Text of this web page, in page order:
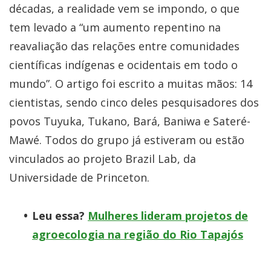
décadas, a realidade vem se impondo, o que
tem levado a “um aumento repentino na
reavaliação das relações entre comunidades
científicas indígenas e ocidentais em todo o
mundo”. O artigo foi escrito a muitas mãos: 14
cientistas, sendo cinco deles pesquisadores dos
povos Tuyuka, Tukano, Bará, Baniwa e Sateré-
Mawé. Todos do grupo já estiveram ou estão
vinculados ao projeto Brazil Lab, da
Universidade de Princeton.
Leu essa? Mulheres lideram projetos de
agroecologia na região do Rio Tapajós